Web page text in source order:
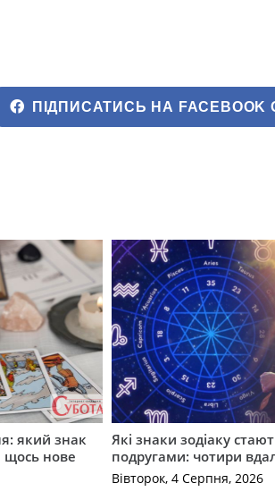
ПІДПИСАТИСЬ НА FACEBOOK
який знак
щось нове
Які знаки зодіаку
подругами: чотири
Вівторок, 4 Серпня, 2026